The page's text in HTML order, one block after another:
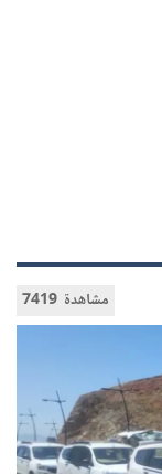
7419 مشاهدة